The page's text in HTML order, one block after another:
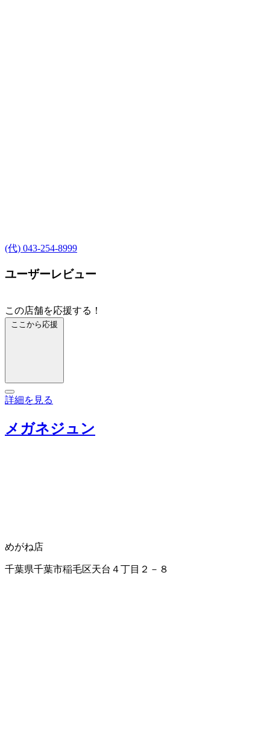
(代) 043-254-8999
ユーザーレビュー
この店舗を応援する！
ここから応援
詳細を見る
メガネジュン
めがね店
千葉県千葉市稲毛区天台４丁目２－８